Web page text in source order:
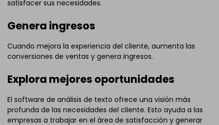
satisfacer sus necesidades.
Genera ingresos
Cuando mejora la experiencia del cliente, aumenta las
conversiones de ventas y genera ingresos.
Explora mejores oportunidades
El software de análisis de texto ofrece una visión más
profunda de las necesidades del cliente. Esto ayuda a las
empresas a trabajar en el área de satisfacción y generar